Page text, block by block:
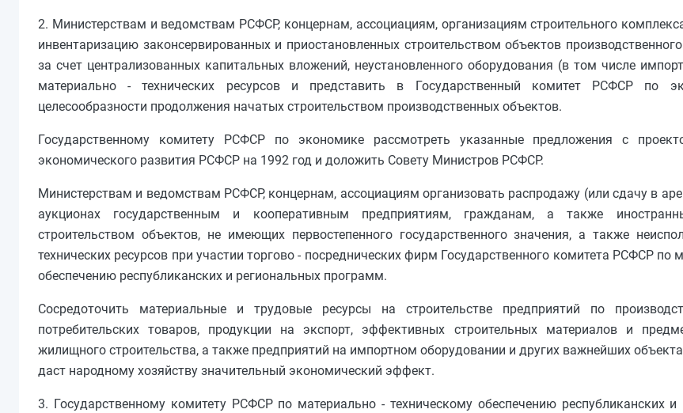
2. Министерствам и ведомствам РСФСР, концернам, ассоциациям, организациям строительного
инвентаризацию законсервированных и приостановленных строительством объектов
за счет централизованных капитальных вложений, неустановленного оборудования (в том числе
материально - технических ресурсов и представить в Государственный комитет РСФСР по
целесообразности продолжения начатых строительством производственных объектов.
Государственному комитету РСФСР по экономике рассмотреть указанные предложения с
экономического развития РСФСР на 1992 год и доложить Совету Министров РСФСР.
Министерствам и ведомствам РСФСР, концернам, ассоциациям организовать распродажу (или сдачу в
аукционах государственным и кооперативным предприятиям, гражданам, а также
строительством объектов, не имеющих первостепенного государственного значения, а также
технических ресурсов при участии торгово - посреднических фирм Государственного комитета РСФСР по
обеспечению республиканских и региональных программ.
Сосредоточить материальные и трудовые ресурсы на строительстве предприятий по
потребительских товаров, продукции на экспорт, эффективных строительных материалов и
жилищного строительства, а также предприятий на импортном оборудовании и других важнейших
даст народному хозяйству значительный экономический эффект.
3. Государственному комитету РСФСР по материально - техническому обеспечению республиканских